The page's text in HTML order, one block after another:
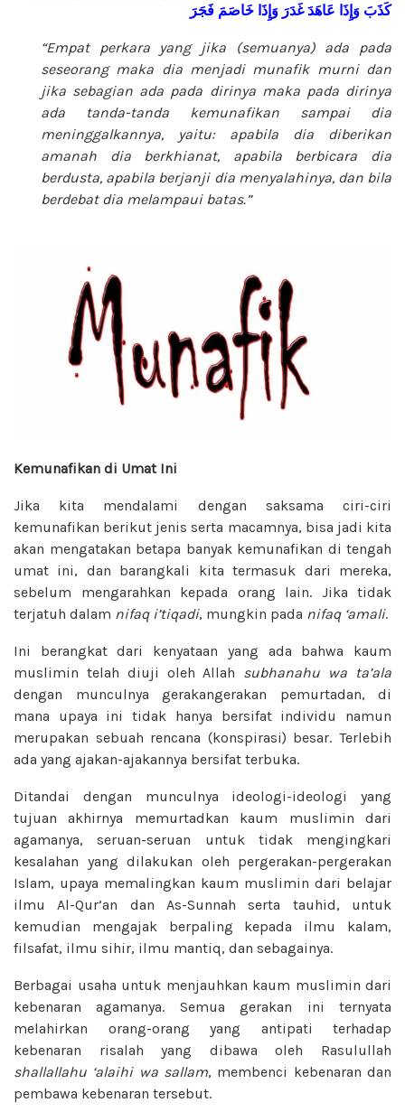
كَذَبَ وَإِذَا عَاهَدَ غَدَرَ وَإِذَا خَاصَمَ فَجَرَ
“Empat perkara yang jika (semuanya) ada pada
seseorang maka dia menjadi munafik murni dan
jika sebagian ada pada dirinya maka pada dirinya
ada
tanda-tanda kemunafikan sampai dia
meninggalkannya, yaitu: apabila dia
diberikan
amanah dia berkhianat, apabila
berbicara dia
berdusta, apabila berjanji dia menyalahinya, dan bila
berdebat dia melampaui batas.”
Kemunafikan di Umat Ini
Jika kita mendalami dengan saksama ciri-ciri
kemunafikan berikut jenis serta macamnya, bisa jadi kita
akan mengatakan betapa banyak kemunafikan di tengah
umat ini, dan barangkali kita termasuk dari mereka,
sebelum mengarahkan kepada orang lain. Jika tidak
terjatuh dalam nifaq i’tiqadi, mungkin pada nifaq ‘amali.
Ini berangkat dari kenyataan yang ada bahwa kaum
muslimin telah diuji oleh Allah subhanahu wa ta’ala
dengan munculnya gerakangerakan pemurtadan, di
mana upaya ini tidak hanya bersifat individu namun
merupakan sebuah rencana (konspirasi) besar. Terlebih
ada yang ajakan-ajakannya bersifat terbuka.
Ditandai dengan munculnya ideologi-ideologi yang
tujuan akhirnya memurtadkan kaum muslimin dari
agamanya, seruan-seruan untuk tidak mengingkari
kesalahan yang dilakukan oleh pergerakan-pergerakan
Islam, upaya memalingkan kaum muslimin dari belajar
ilmu Al-Qur’an dan As-Sunnah serta tauhid, untuk
kemudian mengajak berpaling kepada ilmu kalam,
filsafat, ilmu sihir, ilmu mantiq, dan sebagainya.
Berbagai usaha untuk menjauhkan kaum muslimin dari
kebenaran agamanya. Semua gerakan ini ternyata
melahirkan orang-orang yang antipati terhadap
kebenaran risalah yang dibawa oleh Rasulullah
shallallahu ‘alaihi wa sallam, membenci kebenaran dan
pembawa kebenaran tersebut.